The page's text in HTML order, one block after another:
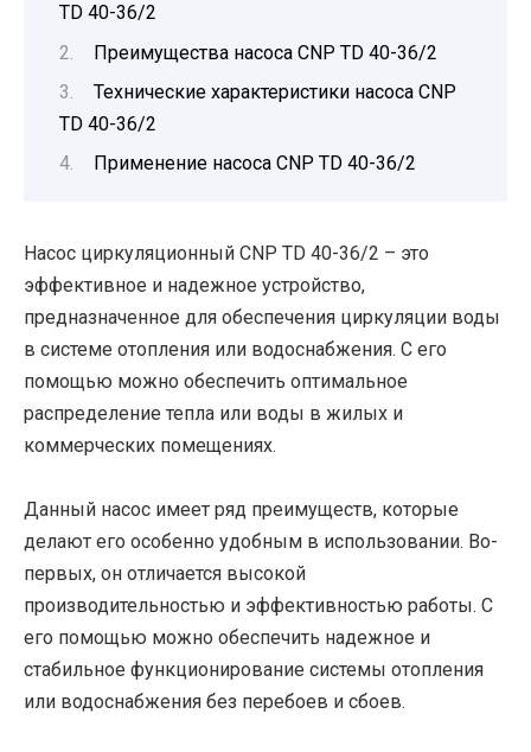
TD 40-36/2
Преимущества насоса CNP TD 40-36/2
Технические характеристики насоса CNP
TD 40-36/2
Применение насоса CNP TD 40-36/2
Насос циркуляционный CNP TD 40-36/2 – это
эффективное и надежное устройство,
предназначенное для обеспечения циркуляции воды
в системе отопления или водоснабжения. С его
помощью можно обеспечить оптимальное
распределение тепла или воды в жилых и
коммерческих помещениях.
Данный насос имеет ряд преимуществ, которые
делают его особенно удобным в использовании. Во-
первых, он отличается высокой
производительностью и эффективностью работы. С
его помощью можно обеспечить надежное и
стабильное функционирование системы отопления
или водоснабжения без перебоев и сбоев.